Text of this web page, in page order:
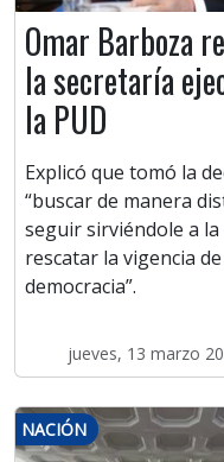
Omar Barboza
la secretaría
la PUD
Explicó que tomó la
“buscar de manera
seguir sirviéndole a la
rescatar la vigencia
democracia”.
jueves, 13 marzo
NACIÓN